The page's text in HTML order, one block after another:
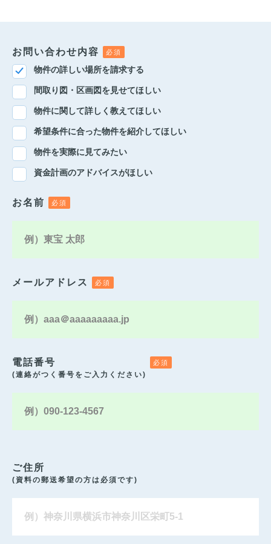
お問い合わせ内容
物件の詳しい場所を請求する
間取り図・区画図を見せてほしい
物件に関して詳しく教えてほしい
希望条件に合った物件を紹介してほしい
物件を実際に見てみたい
資金計画のアドバイスがほしい
お名前
メールアドレス
電話番号
(連絡がつく番号をご入力ください)
ご住所
(資料の郵送希望の方は必須です)